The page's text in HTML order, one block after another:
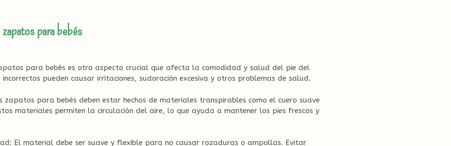
para bebés
para bebés es otro aspecto crucial que afecta la comodidad y salud del pie del
incorrectos pueden causar irritaciones, sudoración excesiva y otros problemas de salud.
zapatos para bebés deben estar hechos de materiales transpirables como el cuero suave
materiales permiten la circulación del aire, lo que ayuda a mantener los pies frescos y
El material debe ser suave y flexible para no causar rozaduras o ampollas. Evitar